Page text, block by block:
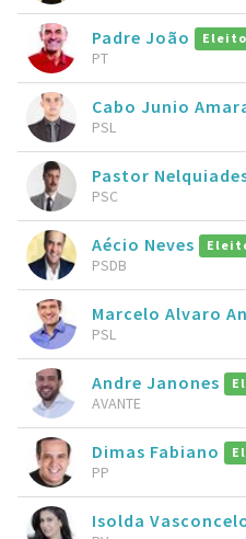
Padre João Eleito
PT
Cabo Junio
PSL
Pastor
PSC
Aécio Neves
PSDB
Marcelo Alvaro
PSL
Andre Janones
AVANTE
Dimas Fabiano
PP
Isolda